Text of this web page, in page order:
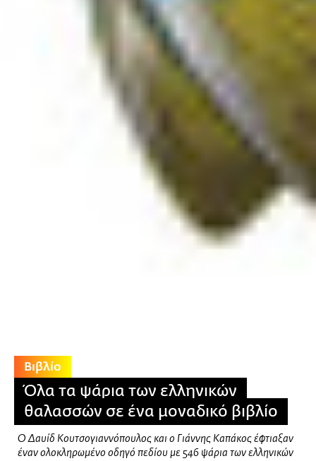
Βιβλίο
Όλα τα ψάρια των ελληνικών
θαλασσών σε ένα μοναδικό βιβλίο
Ο Δαυίδ Κουτσογιαννόπουλος και ο Γιάννης Καπάκος έφτιαξαν
έναν ολοκληρωμένο οδηγό πεδίου με 546 ψάρια των ελληνικών